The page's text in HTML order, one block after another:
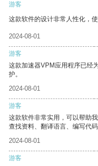
游客
这款软件的设计非常人性化，使
2024-08-01
游客
这款加速器VPM应用程序已经
护。
2024-08-01
游客
这款软件非常实用，可以帮助
查找资料、翻译语言、编写代码
2024-08-01
游客